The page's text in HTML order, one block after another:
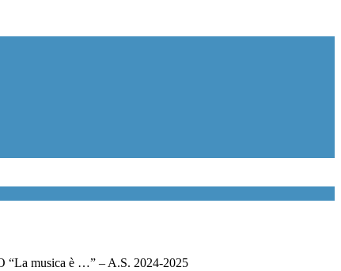
“La musica è …” – A.S. 2024-2025